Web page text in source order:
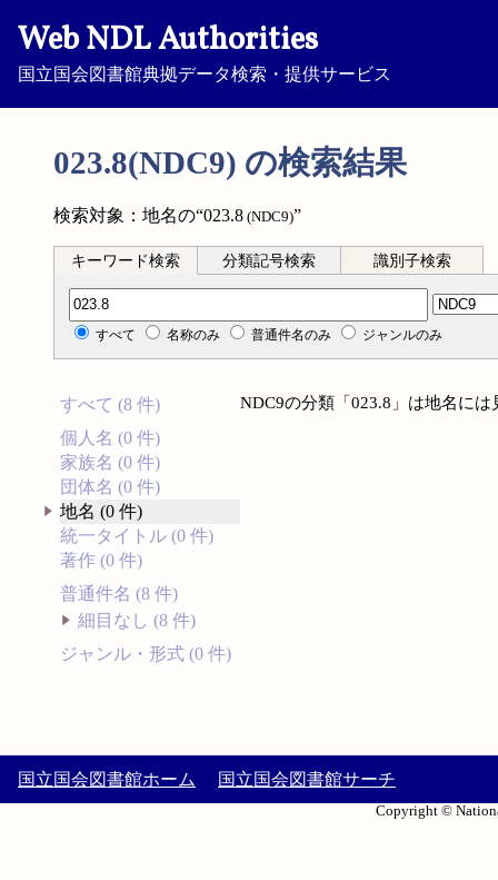
Web NDL Authorities
国立国会図書館典拠データ検索・提供サービス
023.8(NDC9) の検索結果
検索対象：地名の“023.8 (NDC9)”
キーワード検索 分類記号検索 識別子検索
分類記号検索
すべて 名称のみ 普通件名のみ ジャンルのみ
すべて (8 件)
個人名 (0 件)
家族名 (0 件)
団体名 (0 件)
地名 (0 件)
統一タイトル (0 件)
著作 (0 件)
普通件名 (8 件)
細目なし (8 件)
ジャンル・形式 (0 件)
NDC9の分類「023.8」は地名に
国立国会図書館ホーム 国立国会図書館サーチ
Copyright ©